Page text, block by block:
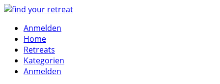
Skip
contentAnmelden
Home
Retreats
Kategorien
Anmelden